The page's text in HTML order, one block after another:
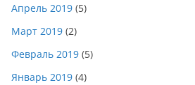
Апрель 2019 (5)
Март 2019 (2)
Февраль 2019 (5)
Январь 2019 (4)